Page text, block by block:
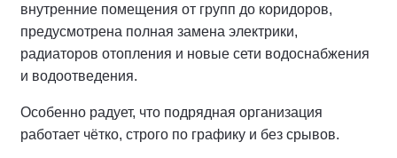
внутренние помещения от групп до коридоров,
предусмотрена полная замена электрики,
радиаторов отопления и новые сети водоснабжения
и водоотведения.
Особенно радует, что подрядная организация
работает чётко, строго по графику и без срывов.